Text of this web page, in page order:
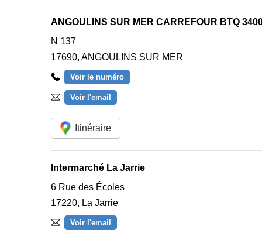
ANGOULINS SUR MER CARREFOUR BTQ
N 137
17690, ANGOULINS SUR MER
Voir le numéro
Voir l'email
Itinéraire
Intermarché La Jarrie
6 Rue des Écoles
17220, La Jarrie
Voir l'email